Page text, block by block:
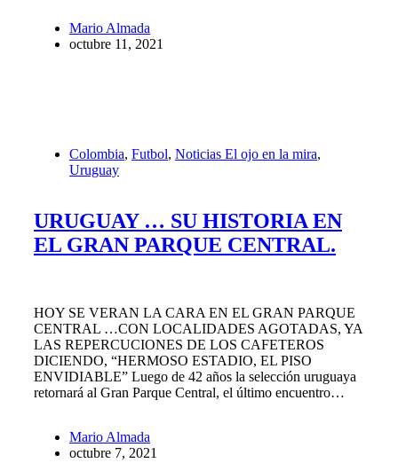
Mario Almada
octubre 11, 2021
Colombia, Futbol, Noticias El ojo en la mira,
Uruguay
URUGUAY … SU HISTORIA EN
EL GRAN PARQUE CENTRAL.
HOY SE VERAN LA CARA EN EL GRAN PARQUE
CENTRAL …CON LOCALIDADES AGOTADAS, YA
LAS REPERCUCIONES DE LOS CAFETEROS
DICIENDO, “HERMOSO ESTADIO, EL PISO
ENVIDIABLE” Luego de 42 años la selección uruguaya
retornará al Gran Parque Central, el último encuentro…
Mario Almada
octubre 7, 2021